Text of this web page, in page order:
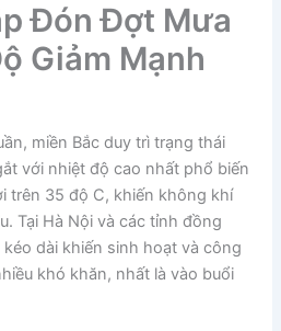
Đón Đợt Mưa
Giảm Mạnh
miền Bắc duy trì trạng thái
với nhiệt độ cao nhất phổ biến
trên 35 độ C, khiến không khí
Tại Hà Nội và các tỉnh đồng
dài khiến sinh hoạt và công
khó khăn, nhất là vào buổi